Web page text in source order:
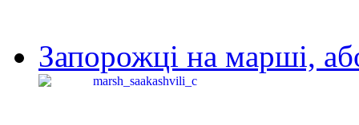
Запорожці на марші,